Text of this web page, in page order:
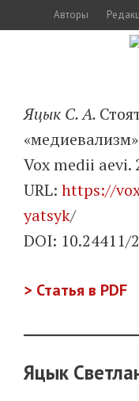
Перейти
к
Авторы
Яцык С. А.
Vox medii aevi.
URL: https://
yatsyk/
DOI: 10.24411/
> Статья в PDF
Яцык